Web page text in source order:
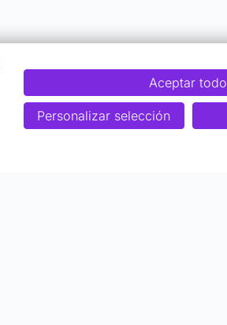
Aceptar todo
Personalizar selección